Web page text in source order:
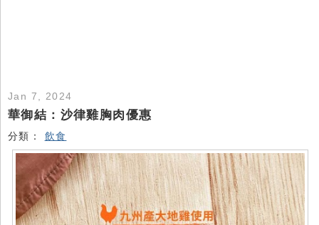
Jan 7, 2024
華御結：沙律雞胸肉優惠
分類： 飲食